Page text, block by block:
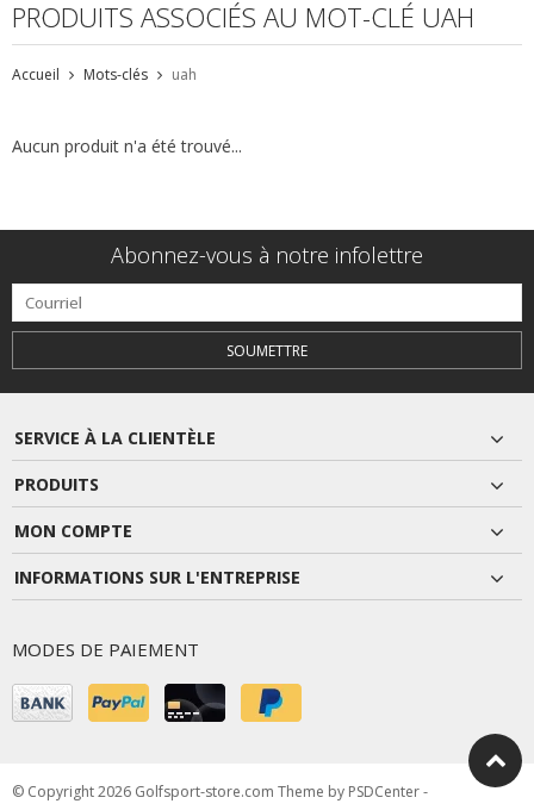
PRODUITS ASSOCIÉS AU MOT-CLÉ UAH
Accueil Mots-clés uah
Aucun produit n'a été trouvé...
Abonnez-vous à notre infolettre
SOUMETTRE
SERVICE À LA CLIENTÈLE
PRODUITS
MON COMPTE
INFORMATIONS SUR L'ENTREPRISE
MODES DE PAIEMENT
© Copyright 2026 Golfsport-store.com Theme by PSDCenter-